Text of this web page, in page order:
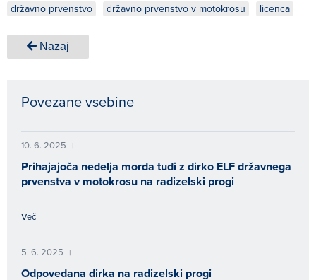
državno prvenstvo
državno prvenstvo v motokrosu licenca
Nazaj
Povezane vsebine
10. 6. 2025 |
Prihajajoča nedelja morda tudi z dirko ELF državnega
prvenstva v motokrosu na radizelski progi
Več
5. 6. 2025 |
Odpovedana dirka na radizelski progi